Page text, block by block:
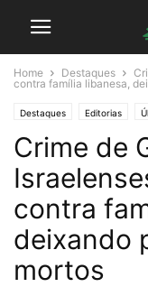
Home Destaques
contra família libanesa,
Destaques Editorias
Crime de
contra
deixando
mortos